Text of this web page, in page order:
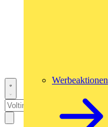
Werbeaktionen